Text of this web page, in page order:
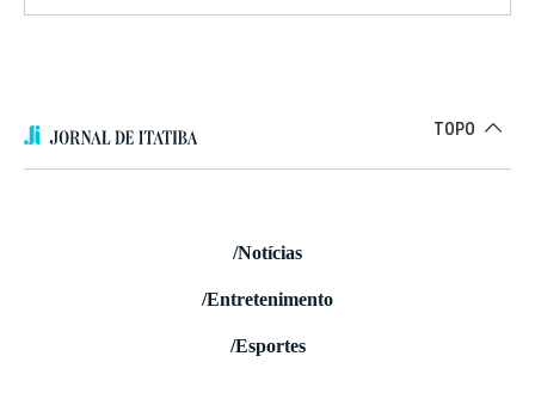
TOPO
/Notícias
/Entretenimento
/Esportes